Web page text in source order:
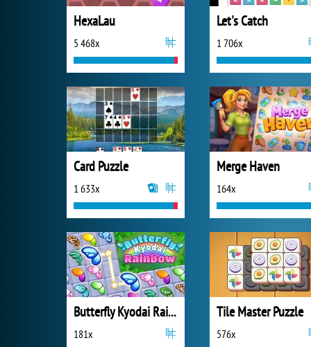
HexaLau
5 468x
Let's Catch
1 706x
Card Puzzle
1 633x
Merge Haven
164x
Butterfly Kyodai Rainbow
181x
Tile Master Puzzle
576x